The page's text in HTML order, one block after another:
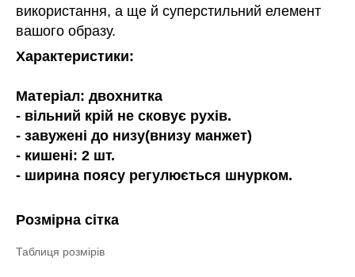
використання, а ще й суперстильний елемент
вашого образу.
Характеристики:
Матеріал: двохнитка
- вільний крій не сковує рухів.
- завужені до низу(внизу манжет)
- кишені: 2 шт.
- ширина поясу регулюється шнурком.
Розмірна сітка
Таблиця розмірів